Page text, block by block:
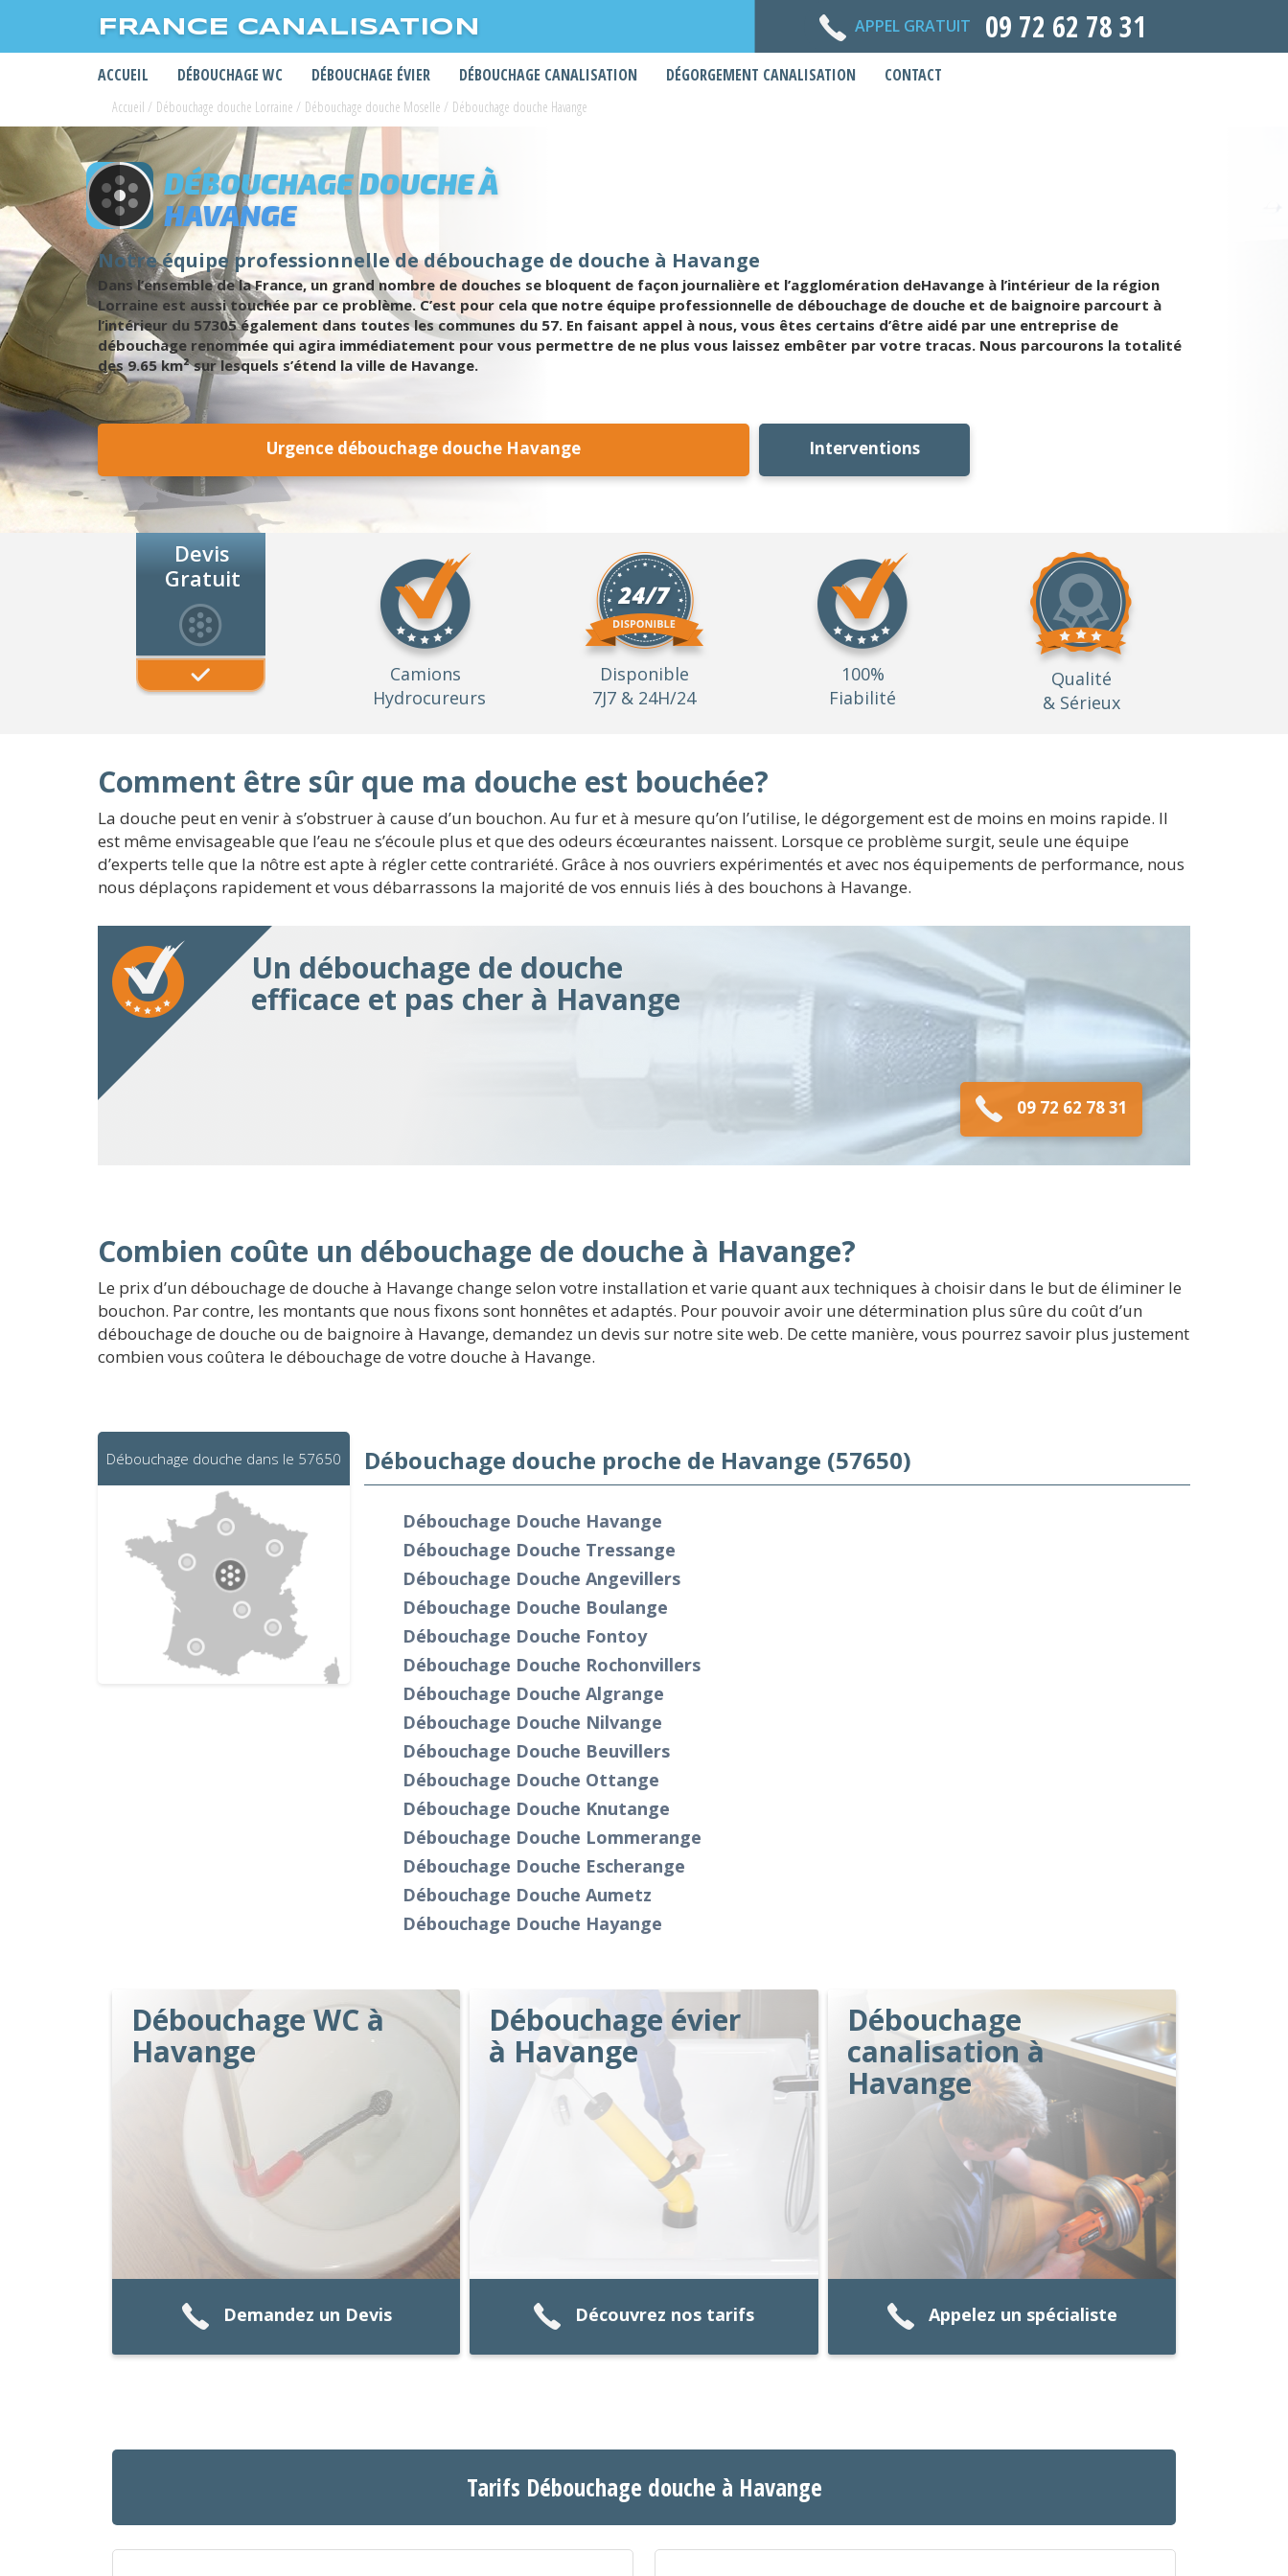
FRANCE CANALISATION APPEL GRATUIT 09 72 62 78 31
ACCUEIL DÉBOUCHAGE WC DÉBOUCHAGE ÉVIER DÉBOUCHAGE CANALISATION DÉGORGEMENT CANALISATION CONTACT
Accueil / Débouchage douche Lorraine / Débouchage douche Moselle / Débouchage douche Havange
DÉBOUCHAGE DOUCHE À
HAVANGE
Notre équipe professionnelle de débouchage de douche à Havange
Dans l’ensemble de la France, un grand nombre de douches se bloquent de façon journalière et l’agglomération deHavange à l’intérieur de la région
Lorraine est aussi touchée par ce problème. C’est pour cela que notre équipe professionnelle de débouchage de douche et de baignoire parcourt à
l’intérieur du 57305 également dans toutes les communes du 57. En faisant appel à nous, vous êtes certains d’être aidé par une entreprise de
débouchage renommée qui agira immédiatement pour vous permettre de ne plus vous laissez embêter par votre tracas. Nous parcourons la totalité
des 9.65 km² sur lesquels s’étend la ville de Havange.
Urgence débouchage douche Havange Interventions
Devis
Gratuit
Camions
Hydrocureurs
Disponible
7J7 & 24H/24
100%
Fiabilité
Qualité
& Sérieux
Comment être sûr que ma douche est bouchée?
La douche peut en venir à s’obstruer à cause d’un bouchon. Au fur et à mesure qu’on l’utilise, le dégorgement est de moins en moins rapide. Il
est même envisageable que l’eau ne s’écoule plus et que des odeurs écœurantes naissent. Lorsque ce problème surgit, seule une équipe
d’experts telle que la nôtre est apte à régler cette contrariété. Grâce à nos ouvriers expérimentés et avec nos équipements de performance, nous
nous déplaçons rapidement et vous débarrassons la majorité de vos ennuis liés à des bouchons à Havange.
Un débouchage de douche
efficace et pas cher à Havange
09 72 62 78 31
Combien coûte un débouchage de douche à Havange?
Le prix d’un débouchage de douche à Havange change selon votre installation et varie quant aux techniques à choisir dans le but de éliminer le
bouchon. Par contre, les montants que nous fixons sont honnêtes et adaptés. Pour pouvoir avoir une détermination plus sûre du coût d’un
débouchage de douche ou de baignoire à Havange, demandez un devis sur notre site web. De cette manière, vous pourrez savoir plus justement
combien vous coûtera le débouchage de votre douche à Havange.
Débouchage douche dans le 57650 Débouchage douche proche de Havange (57650)
Débouchage Douche Havange
Débouchage Douche Tressange
Débouchage Douche Angevillers
Débouchage Douche Boulange
Débouchage Douche Fontoy
Débouchage Douche Rochonvillers
Débouchage Douche Algrange
Débouchage Douche Nilvange
Débouchage Douche Beuvillers
Débouchage Douche Ottange
Débouchage Douche Knutange
Débouchage Douche Lommerange
Débouchage Douche Escherange
Débouchage Douche Aumetz
Débouchage Douche Hayange
Débouchage WC à
Havange
Demandez un Devis
Débouchage évier
à Havange
Découvrez nos tarifs
Débouchage
canalisation à
Havange
Appelez un spécialiste
Tarifs Débouchage douche à Havange